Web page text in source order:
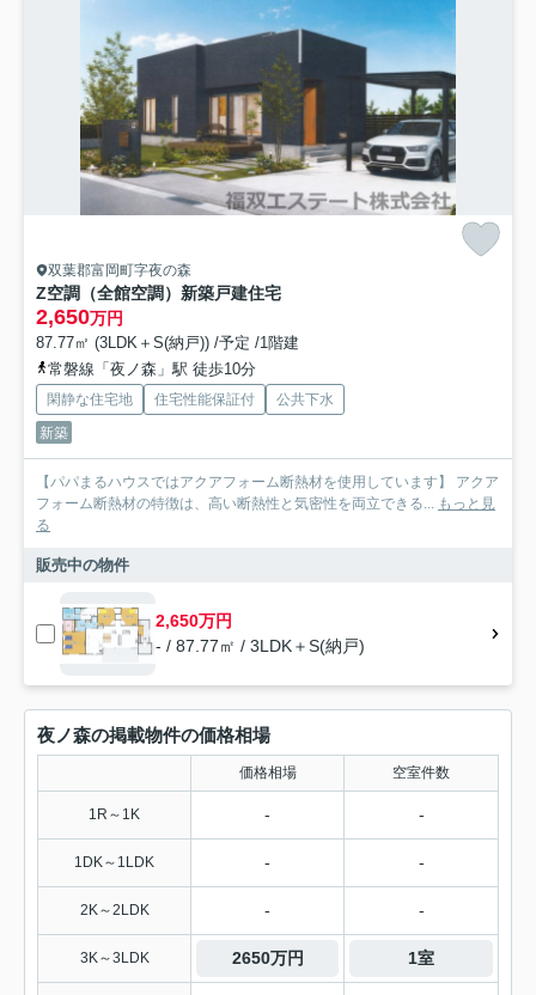
双葉郡富岡町字夜の森
Z空調（全館空調）新築戸建住宅
2,650万円
87.77㎡ (3LDK＋S(納戸)) /予定 /1階建
常磐線「夜ノ森」駅 徒歩10分
閑静な住宅地 住宅性能保証付
公共下水
新築
【パパまるハウスではアクアフォーム断熱材を使用しています】 アクア
フォーム断熱材の特徴は、高い断熱性と気密性を両立できる... もっと見
る
販売中の物件
2,650万円
- / 87.77㎡ / 3LDK＋S(納戸)
夜ノ森の掲載物件の価格相場
価格相場 空室件数
1R～1K - -
1DK～1LDK - -
2K～2LDK - -
3K～3LDK 2650万円 1室